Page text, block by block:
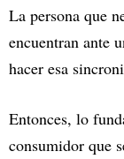
La persona que
encuentran ante
hacer esa
Entonces, lo
consumidor que